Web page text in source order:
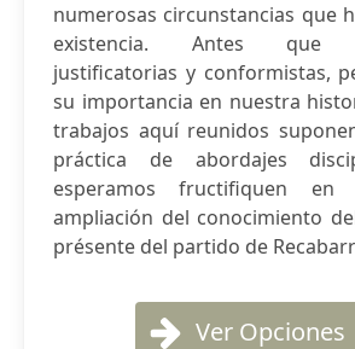
numerosas circunstancias que
existencia. Antes que
justificatorias y conformistas,
su importancia en nuestra
trabajos aquí reunidos
práctica de abordajes
esperamos fructifiquen en
ampliación del conocimiento
présente del partido de
Ver Opciones